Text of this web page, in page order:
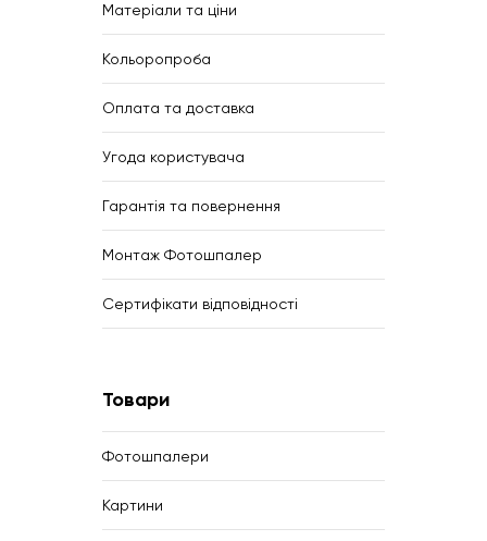
Матеріали та ціни
Кольоропроба
Оплата та доставка
Угода користувача
Гарантія та повернення
Монтаж Фотошпалер
Сертифікати відповідності
Товари
Фотошпалери
Картини